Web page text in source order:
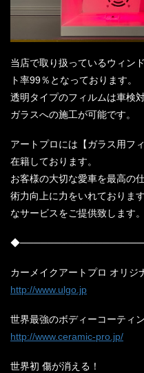
当店で取り扱っているウィン
ト率99％となっております。
透明タイプのフィルムは車検
ガラスへの施工が可能です。
アートプロには【ガラス用フ
在籍しております。
お客様の大切な愛車を最高の
術力向上に力をいれておりま
なサービスをご提供致します。
カーメイクアートプロ オリジ
http://www.ulgo.jp
世界最強のボディーコーティ
http://www.ceramic-pro.jp/
世界初 傷が消える！